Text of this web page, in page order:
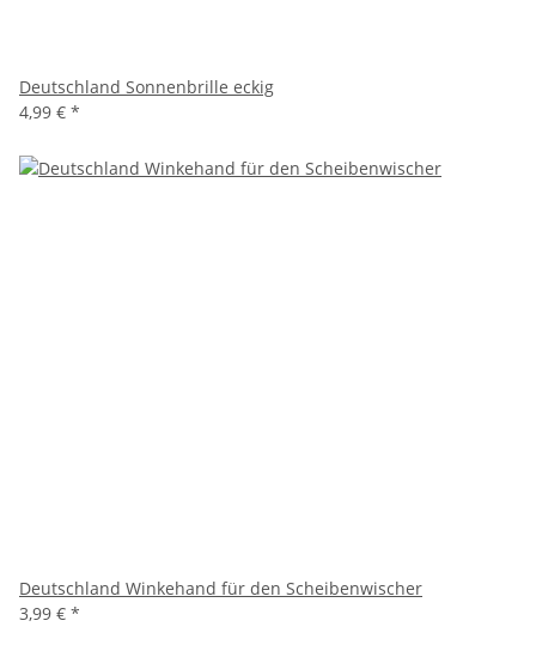
Deutschland Sonnenbrille eckig
4,99 € *
Deutschland Winkehand für den Scheibenwischer
3,99 € *